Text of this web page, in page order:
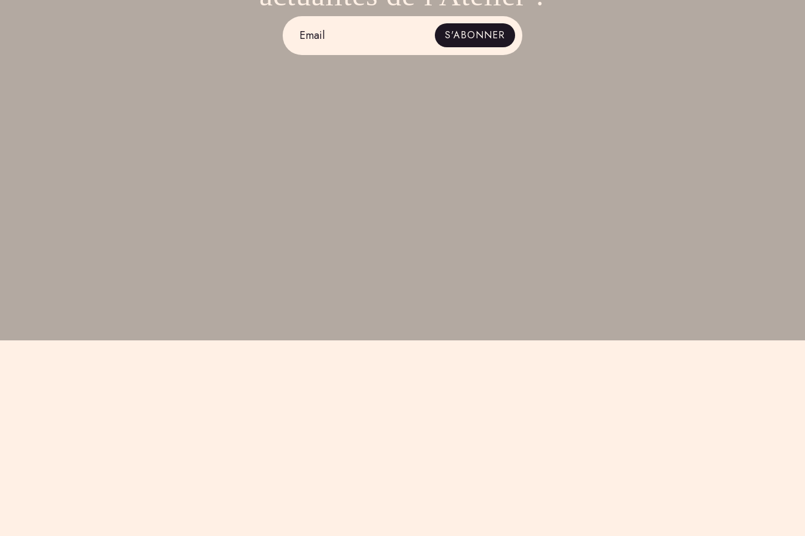
* S'ABONNER